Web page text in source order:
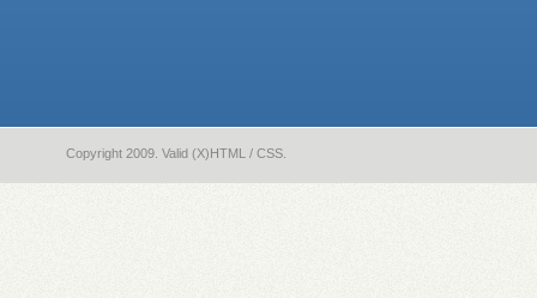
Copyright 2009. Valid (X)HTML / CSS.